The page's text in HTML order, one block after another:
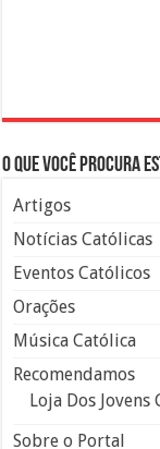
O que você procura
Artigos
Notícias Católicas
Eventos Católicos
Orações
Música Católica
Recomendamos
Loja Dos Jovens
Sobre o Portal